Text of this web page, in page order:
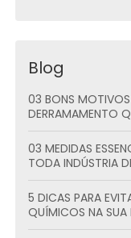
Blog
03 BONS MOTIVOS PARA INVESTIR NA PREVENÇÃO DE
DERRAMAMENTO
03 MEDIDAS ESSENCIAIS DE PROTEÇÃO AMBIENTAL QUE
TODA INDÚSTRIA
5 DICAS PARA EVITAR ACIDENTES COM PRODUTOS
QUÍMICOS NA SUA